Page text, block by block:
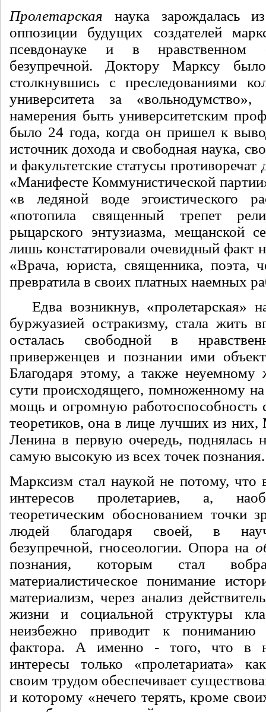
Пролетарская наука зарождалась
оппозиции будущих создателей
псевдонауке и в нравственном
безупречной. Доктору Марксу
столкнувшись с преследованиями
университета за
намерения быть университетским
было 24 года, когда он пришел к
источник дохода и свободная наука,
и факультетские статусы
«Манифесте Коммунистической
«в ледяной воде эгоистического
«потопила священный трепет
рыцарского энтузиазма, мещанской
лишь констатировали очевидный факт
«Врача, юриста, священника, поэта,
превратила в своих платных наемных
Едва возникнув, «пролетарская»
буржуазией остракизму, стала жить
осталась свободной в
приверженцев и познании ими
Благодаря этому, а также
сути происходящего, помноженному
мощь и огромную работоспособность
теоретиков, она в лице лучших из них,
Ленина в первую очередь, поднялась
самую высокую из всех точек познания.
Марксизм стал наукой не потому, что
интересов пролетариев, а,
теоретическим обоснованием точки
людей благодаря своей, в
безупречной, гносеологии. Опора на
познания, которым стал
материалистическое понимание
материализм, через анализ
жизни и социальной структуры
неизбежно приводит к пониманию
фактора. А именно - того, что в
интересы только «пролетариата»
своим трудом обеспечивает
и которому «нечего терять, кроме